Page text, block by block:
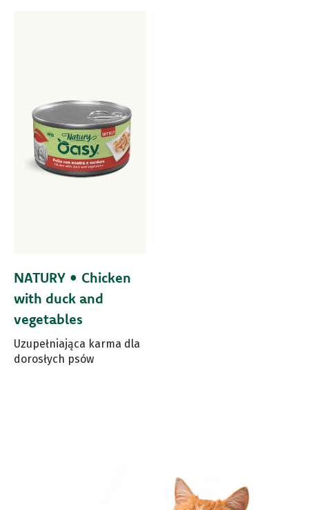
NATURY • Chicken
with duck and
vegetables
Uzupełniająca karma dla
dorosłych psów